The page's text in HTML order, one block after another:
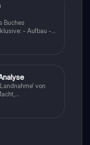
Buches
Aufbau -
-
von
Individuums in
um die